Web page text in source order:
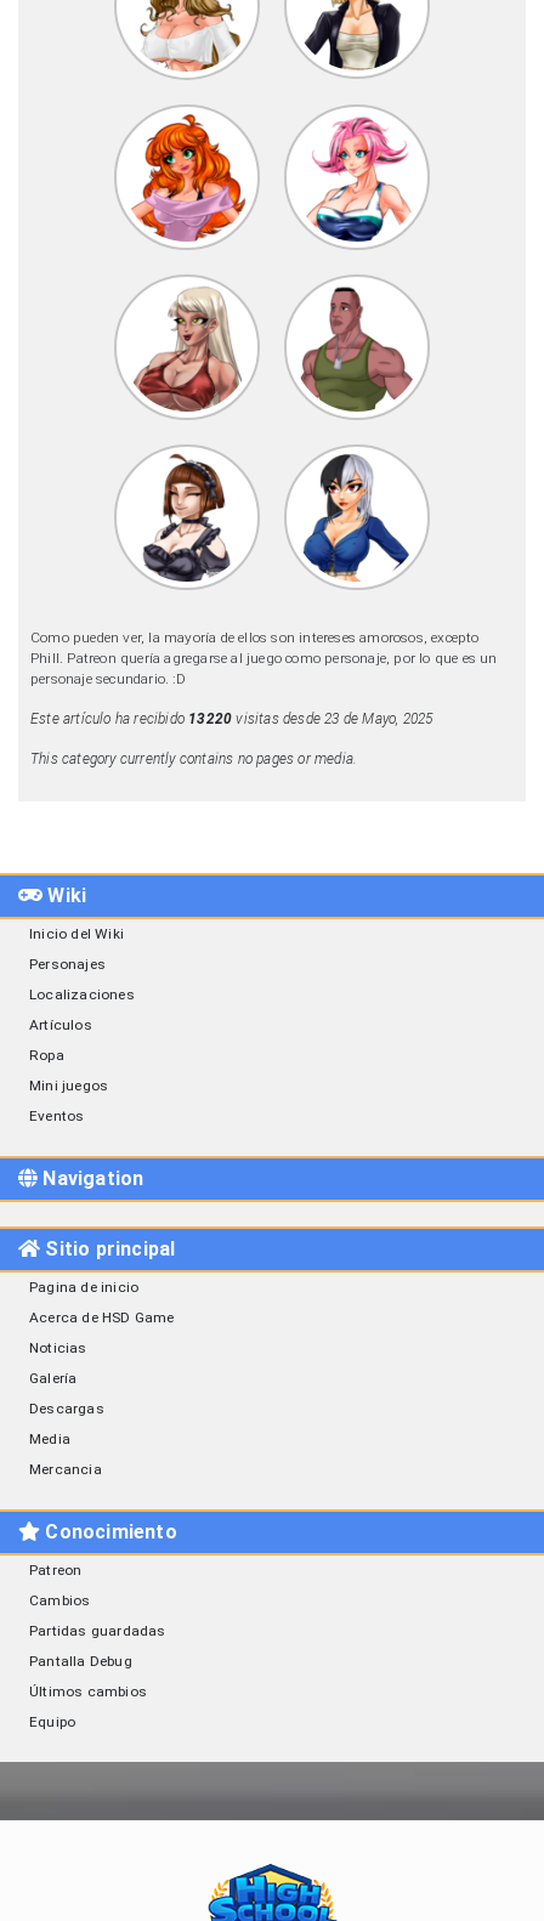
Como pueden ver, la mayoría de ellos son intereses amorosos, excepto
Phill. Patreon quería agregarse al juego como personaje, por lo que es un
personaje secundario. :D
Este artículo ha recibido 13220 visitas desde 23 de Mayo, 2025
This category currently contains no pages or media.
Wiki
Inicio del Wiki
Personajes
Localizaciones
Artículos
Ropa
Mini juegos
Eventos
Navigation
Sitio principal
Pagina de inicio
Acerca de HSD Game
Noticias
Galería
Descargas
Media
Mercancia
Conocimiento
Patreon
Cambios
Partidas guardadas
Pantalla Debug
Últimos cambios
Equipo